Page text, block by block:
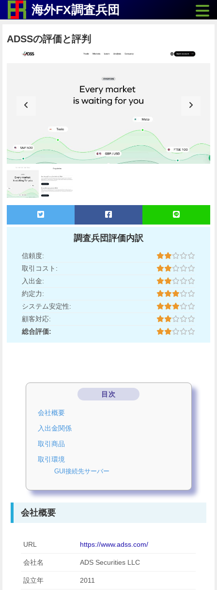
海外FX調査兵団
ADSSの評価と評判
調査兵団評価内訳
信頼度:
取引コスト:
入出金:
約定力:
システム安定性:
顧客対応:
総合評価:
目次
会社概要
入出金関係
取引商品
取引環境
GUI接続先サーバー
会社概要
URL https://www.adss.com/
会社名 ADS Securities LLC
設立年 2011